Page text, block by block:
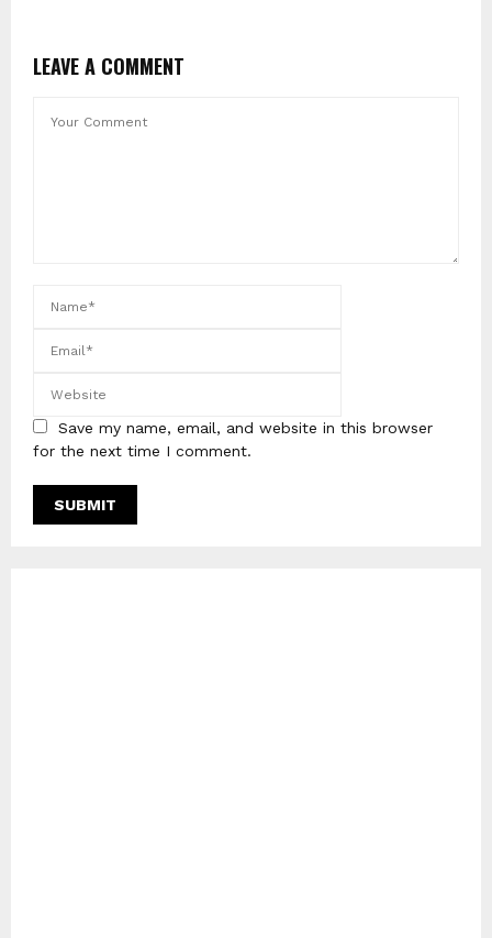
LEAVE A COMMENT
Save my name, email, and website in this browser
for the next time I comment.